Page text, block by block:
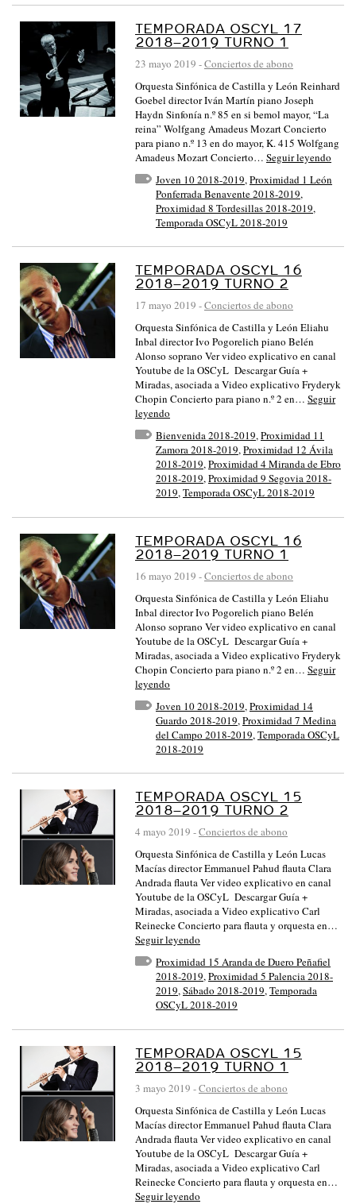
TEMPORADA OSCYL 17
2018–2019 TURNO 1
23 mayo 2019 -Conciertos de abono
Orquesta Sinfónica de Castilla y León Reinhard
Goebel director Iván Martín piano Joseph
Haydn Sinfonía n.º 85 en si bemol mayor, “La
reina” Wolfgang Amadeus Mozart Concierto
para piano n.º 13 en do mayor, K. 415 Wolfgang
Amadeus Mozart Concierto… Seguir leyendo
Joven 10 2018-2019,Proximidad 1 León
Ponferrada Benavente 2018-2019,
Proximidad 8 Tordesillas 2018-2019,
Temporada OSCyL 2018-2019
TEMPORADA OSCYL 16
2018–2019 TURNO 2
17 mayo 2019 -Conciertos de abono
Orquesta Sinfónica de Castilla y León Eliahu
Inbal director Ivo Pogorelich piano Belén
Alonso soprano Ver video explicativo en canal
Youtube de la OSCyL Descargar Guía +
Miradas, asociada a Video explicativo Fryderyk
Chopin Concierto para piano n.º 2 en… Seguir
leyendo
Bienvenida 2018-2019,Proximidad 11
Zamora 2018-2019,Proximidad 12 Ávila
2018-2019,Proximidad 4 Miranda de Ebro
2018-2019,Proximidad 9 Segovia 2018-
2019,Temporada OSCyL 2018-2019
TEMPORADA OSCYL 16
2018–2019 TURNO 1
16 mayo 2019 -Conciertos de abono
Orquesta Sinfónica de Castilla y León Eliahu
Inbal director Ivo Pogorelich piano Belén
Alonso soprano Ver video explicativo en canal
Youtube de la OSCyL Descargar Guía +
Miradas, asociada a Video explicativo Fryderyk
Chopin Concierto para piano n.º 2 en… Seguir
leyendo
Joven 10 2018-2019,Proximidad 14
Guardo 2018-2019,Proximidad 7 Medina
del Campo 2018-2019,Temporada OSCyL
2018-2019
TEMPORADA OSCYL 15
2018–2019 TURNO 2
4 mayo 2019 -Conciertos de abono
Orquesta Sinfónica de Castilla y León Lucas
Macías director Emmanuel Pahud flauta Clara
Andrada flauta Ver video explicativo en canal
Youtube de la OSCyL Descargar Guía +
Miradas, asociada a Video explicativo Carl
Reinecke Concierto para flauta y orquesta en…
Seguir leyendo
Proximidad 15 Aranda de Duero Peñafiel
2018-2019,Proximidad 5 Palencia 2018-
2019,Sábado 2018-2019,Temporada
OSCyL 2018-2019
TEMPORADA OSCYL 15
2018–2019 TURNO 1
3 mayo 2019 -Conciertos de abono
Orquesta Sinfónica de Castilla y León Lucas
Macías director Emmanuel Pahud flauta Clara
Andrada flauta Ver video explicativo en canal
Youtube de la OSCyL Descargar Guía +
Miradas, asociada a Video explicativo Carl
Reinecke Concierto para flauta y orquesta en…
Seguir leyendo